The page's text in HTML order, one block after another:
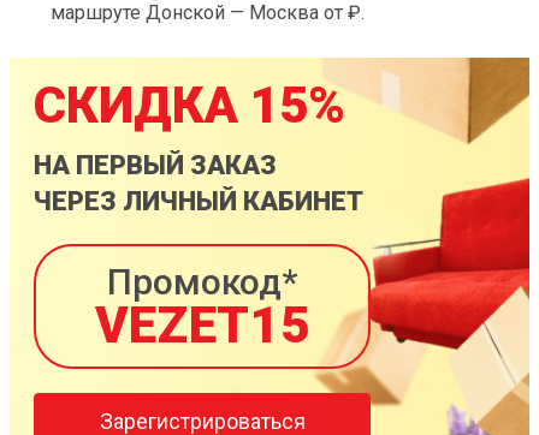
маршруте Донской — Москва от ₽.
СКИДКА 15%
НА ПЕРВЫЙ ЗАКАЗ
ЧЕРЕЗ ЛИЧНЫЙ КАБИНЕТ
Промокод*
VEZET15
Зарегистрироваться